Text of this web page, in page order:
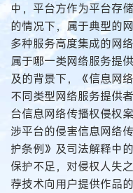
中，平台方作为平台存
的情况下，属于典型的
多种服务高度集成的网
属于哪一类网络服务提
及的背景下，《信息网
不同类型网络服务提供
台信息网络传播权侵权
涉平台的侵害信息网络
护条例》及司法解释中
保护不足，对侵权人失
荐技术向用户提供作品